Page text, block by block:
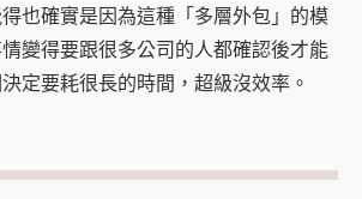
也確實是因為這種「多層外包」的模
變得要跟很多公司的人都確認後才能
定要耗很長的時間，超級沒效率。